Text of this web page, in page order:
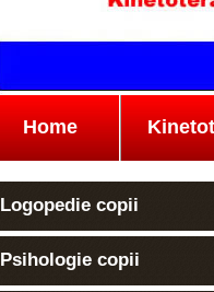
Home
Logopedie copii
Psihologie copii